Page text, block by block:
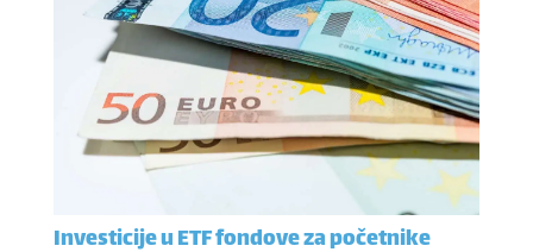
Investicije u ETF fondove za početnike